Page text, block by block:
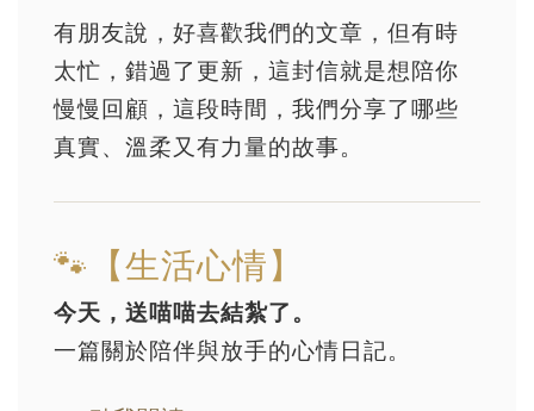
有朋友說，好喜歡我們的文章，但有時
太忙，錯過了更新，這封信就是想陪你
慢慢回顧，這段時間，我們分享了哪些
真實、溫柔又有力量的故事。
🐾【生活心情】
今天，送喵喵去結紮了。
一篇關於陪伴與放手的心情日記。